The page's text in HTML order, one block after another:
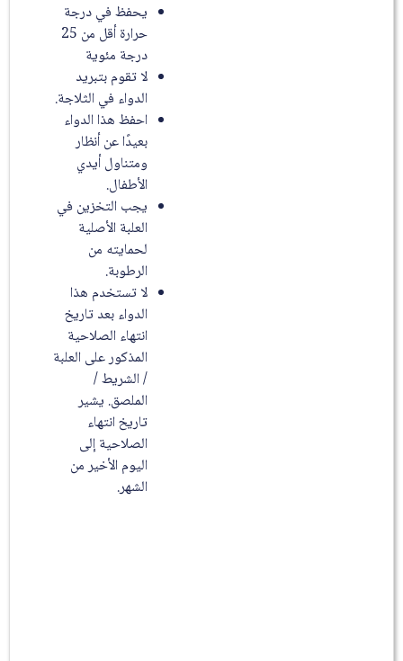
يحفظ في درجة
حرارة أقل من 25
درجة مئوية
لا تقوم بتبريد
الدواء في الثلاجة.
احفظ هذا الدواء
بعيدًا عن أنظار
ومتناول أيدي
الأطفال.
يجب التخزين في
العلبة الأصلية
لحمايته من
الرطوبة.
لا تستخدم هذا
الدواء بعد تاريخ
انتهاء الصلاحية
المذكور على العلبة
/ الشريط /
الملصق. يشير
تاريخ انتهاء
الصلاحية إلى
اليوم الأخير من
الشهر.